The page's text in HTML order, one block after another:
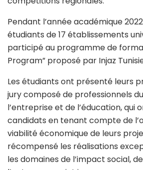
Pendant l’année académique
étudiants de 17 établissements
participé au programme de
Program” proposé par Injaz
Les étudiants ont présenté leurs
jury composé de professionnels
l’entreprise et de l’éducation, qui
candidats en tenant compte de
viabilité économique de leurs
récompensé les réalisations
les domaines de l’impact social,